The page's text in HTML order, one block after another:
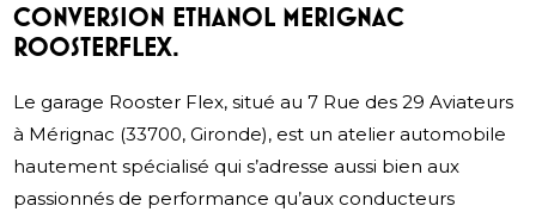
CONVERSION ETHANOL MERIGNAC
ROOSTERFLEX.
Le garage Rooster Flex, situé au 7 Rue des 29 Aviateurs
à Mérignac (33700, Gironde), est un atelier automobile
hautement spécialisé qui s’adresse aussi bien aux
passionnés de performance qu’aux conducteurs